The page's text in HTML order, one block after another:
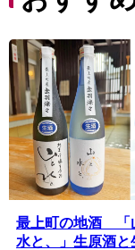
最上町の地酒 「
水と、」生原酒と